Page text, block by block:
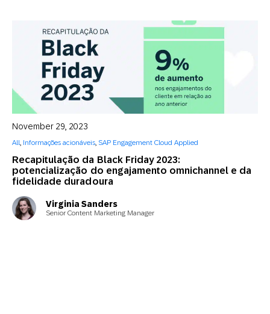
Recapitulação da Black Friday 2023:
potencialização do engajamento omnichannel e da
fidelidade duradoura
November 29, 2023
All, Informações acionáveis, SAP Engagement Cloud Applied
Virginia Sanders
Senior Content Marketing Manager